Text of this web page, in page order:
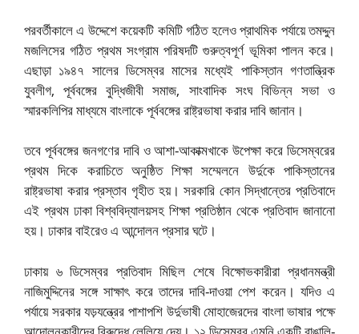
পরবর্তীকালে এ উদ্দেশে কয়েকটি কমিটি গঠিত হলেও প্রাথমিক পর্যায়ে তমদ্দুন
মজলিসের গঠিত প্রথম সংগ্রাম পরিষদটি গুরুত্বপূর্ণ ভূমিকা পালন করে।
এছাড়া ১৯৪৭ সালের ডিসেম্বর মাসের মধ্যেই পাকিস্তান গণতান্ত্রিক
যুবলীগ, পূর্ববঙ্গের বুদ্ধিজীবী সমাজ, সাংবাদিক সংঘ বিভিন্ন সভা ও
স্মারকলিপির মাধ্যমে বাংলাকে পূর্ববঙ্গের রাষ্ট্রভাষা করার দাবি জানান।
তবে পূর্ববঙ্গের জনগণের দাবি ও আশা-আকাক্মখাকে উপেক্ষা করে ডিসেম্বরের
প্রথম দিকে করাচিতে অনুষ্ঠিত শিক্ষা সম্মেলনে উর্দুকে পাকিস্তানের
রাষ্ট্রভাষা করার প্রস্তাব গৃহীত হয়। সরকারি কোন সিদ্ধান্তের প্রতিবাদে
এই প্রথম ঢাকা বিশ্ববিদ্যালয়সহ শিক্ষা প্রতিষ্ঠান থেকে প্রতিবাদ জানানো
হয়। ঢাকার বাইরেও এ আন্দোলন প্রসার ঘটে।
ঢাকায় ৬ ডিসেম্বর প্রতিবাদ মিছিল শেষে বিক্ষোভকারীরা প্রধানমন্ত্রী
নাজিমুদ্দিনের সঙ্গে সাক্ষাৎ করে তাদের দাবি-দাওয়া পেশ করেন। যদিও এ
পর্যায়ে সরকার যড়যন্ত্রের পাশাপশি উর্দুভাষী মোহাজেরদের বাংলা ভাষার পক্ষে